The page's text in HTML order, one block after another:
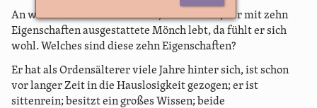
An welchem Orte auch immer, ihr Mönche, der mit zehn
Eigenschaften ausgestattete Mönch lebt, da fühlt er sich
wohl. Welches sind diese zehn Eigenschaften?
Er hat als Ordensälterer viele Jahre hinter sich, ist schon
vor langer Zeit in die Hauslosigkeit gezogen; er ist
sittenrein; besitzt ein großes Wissen; beide